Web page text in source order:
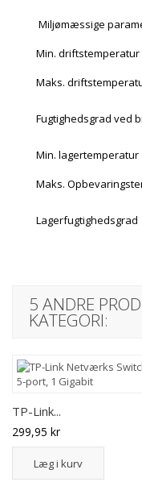
Miljømæssige
Min. driftstemperatur
Maks.
Fugtighedsgrad ved
Min. lagertemperatur
Maks.
Lagerfugtighedsgrad
5 ANDRE
KATEGORI:
TP-Link...
299,95 kr
Læg i kurv